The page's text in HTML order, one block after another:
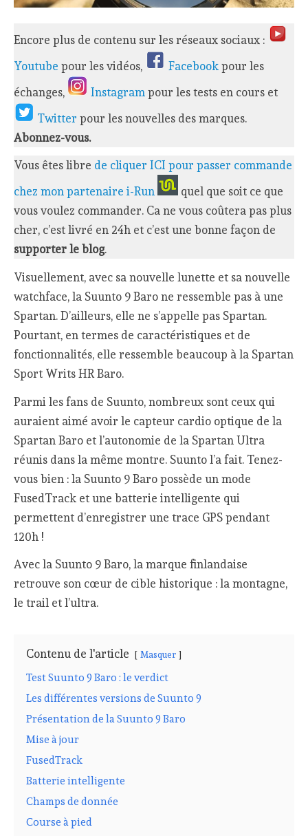
Encore plus de contenu sur les réseaux sociaux :
Youtube pour les vidéos, Facebookpour les
échanges,
Instagrampour les tests en cours et
Twitterpour les nouvelles des marques.
Abonnez-vous.
Vous êtes libre de cliquer ICI pour passer commande
chez mon partenaire i-Run
quel que soit ce que
vous voulez commander. Ca ne vous coûtera pas plus
cher, c’est livré en 24h et c’est une bonne façon de
supporter le blog.
Visuellement, avec sa nouvelle lunette et sa nouvelle
watchface, la Suunto 9 Baro ne ressemble pas à une
Spartan. D’ailleurs, elle ne s’appelle pas Spartan.
Pourtant, en termes de caractéristiques et de
fonctionnalités, elle ressemble beaucoup à la Spartan
Sport Writs HR Baro.
Parmi les fans de Suunto, nombreux sont ceux qui
auraient aimé avoir le capteur cardio optique de la
Spartan Baro et l’autonomie de la Spartan Ultra
réunis dans la même montre. Suunto l’a fait. Tenez-
vous bien : la Suunto 9 Baro possède un mode
FusedTrack et une batterie intelligente qui
permettent d’enregistrer une trace GPS pendant
120h !
Avec la Suunto 9 Baro, la marque finlandaise
retrouve son cœur de cible historique : la montagne,
le trail et l’ultra.
Contenu de l'article Masquer
Test Suunto 9 Baro : le verdict
Les différentes versions de Suunto 9
Présentation de la Suunto 9 Baro
Mise à jour
FusedTrack
Batterie intelligente
Champs de donnée
Course à pied